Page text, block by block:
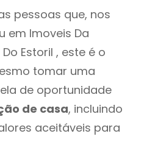
pessoas que, nos
em Imoveis Da
Estoril , este é o
tomar uma
de oportunidade
de casa, incluindo
aceitáveis para